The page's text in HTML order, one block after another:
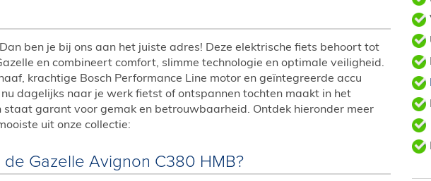
Dan ben je bij ons aan het juiste adres! Deze elektrische fiets behoort tot
en combineert comfort, slimme technologie en optimale veiligheid.
krachtige Bosch Performance Line motor en geïntegreerde accu
dagelijks naar je werk fietst of ontspannen tochten maakt in het
staat garant voor gemak en betrouwbaarheid. Ontdek hieronder meer
uit onze collectie:
Gazelle Avignon C380 HMB?